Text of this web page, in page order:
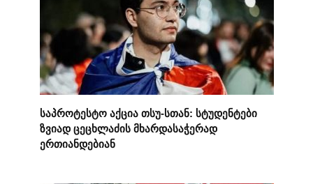
საპროტესტო აქცია თსუ-სთან: სტუდენტები
ზვიად ცეცხლაძის მხარდასაჭერად
ერთიანდებიან